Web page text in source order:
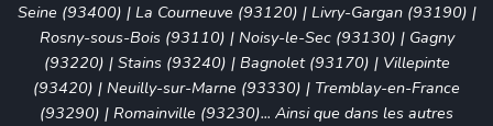
Seine (93400) | La Courneuve (93120) | Livry-Gargan (93190) |
Rosny-sous-Bois (93110) | Noisy-le-Sec (93130) | Gagny
(93220) | Stains (93240) | Bagnolet (93170) | Villepinte
(93420) | Neuilly-sur-Marne (93330) | Tremblay-en-France
(93290) | Romainville (93230)... Ainsi que dans les autres